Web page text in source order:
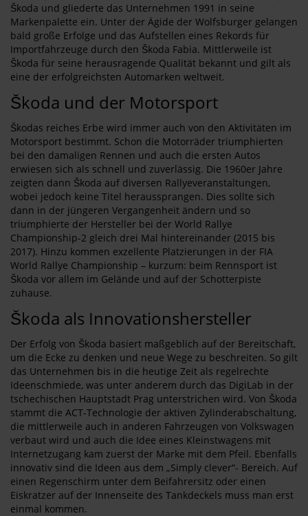
Škoda und gliederte das Unternehmen 1991 in seine
Markenpalette ein. Unter der Ägide der Wolfsburger gelangen
bald große Erfolge und das Aufstellen eines Rekords für
Importfahrzeuge durch den Škoda Fabia. Mittlerweile ist
Škoda für seine herausragende Qualität bekannt und gilt als
eine der erfolgreichsten Automarken weltweit.
Škoda und der Motorsport
Škodas reiches Erbe wird immer auch von den Aktivitäten im
Motorsport bestimmt. Schon die Motorräder triumphierten
bei den damaligen Rennen und auch die ersten Autos
erwiesen sich als schnell und zuverlässig. Die 1960er Jahre
zeigten dann Škoda auf diversen Rallyeveranstaltungen,
wobei jedoch keine Titel heraussprangen. Dies sollte sich
dann in der jüngeren Vergangenheit ändern und so
triumphierte der Hersteller bei der World Rallye
Championship-2 gleich drei Mal hintereinander (2015 bis
2017). Hinzu kommen exzellente Platzierungen in der FIA
World Rallye Championship – kurzum: beim Rennsport ist
Škoda vor allem im Gelände und auf der Schotterpiste
zuhause.
Škoda als Innovationshersteller
Der Erfolg von Škoda basiert maßgeblich auf der Bereitschaft,
um die Ecke zu denken und neue Wege zu beschreiten. So gilt
das Unternehmen bis in die heutige Zeit als regelrechte
Ideenschmiede, was unter anderem durch das DigiLab in der
tschechischen Hauptstadt Prag unterstrichen wird. Von Škoda
stammt die ACT-Technologie der aktiven Zylinderabschaltung,
die mittlerweile auch in anderen Fahrzeugen von Volkswagen
verbaut wird und auch die Idee eines Kleinstwagens mit
Internetzugang kam zuerst der Marke mit dem Pfeil. Ebenfalls
innovativ sind die Ideen aus dem „Simply clever“- Bereich. Auf
einen Regenschirm unter dem Beifahrersitz oder einen
Eiskratzer auf der Innenseite des Tankdeckels muss man erst
einmal kommen.